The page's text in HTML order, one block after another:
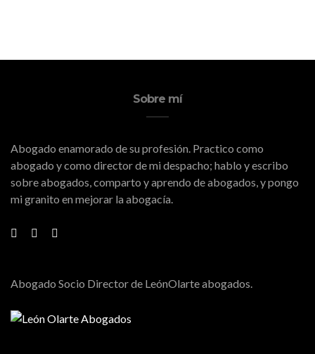
Sobre mí
Abogado enamorado de su profesión. Practico como
abogado y como director de mi despacho; hablo y escribo
sobre abogados, comparto y aprendo de abogados, y pongo
mi granito en mejorar la abogacía.
Abogado Socio Director de LeónOlarte abogados.